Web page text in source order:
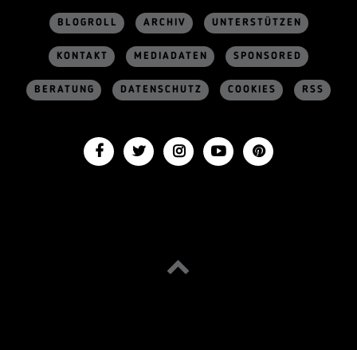
BLOGROLL ARCHIV UNTERSTÜTZEN
KONTAKT MEDIADATEN SPONSORED
BERATUNG DATENSCHUTZ COOKIES RSS